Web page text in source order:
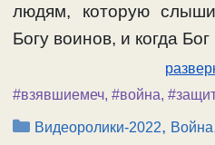
людям, которую
Богу воинов, и когда
#взявшиемеч, #война,
Рубрики
Видеоролики-2022, Война